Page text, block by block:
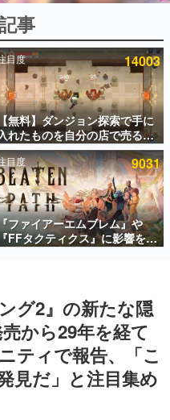
ージビュー数万以上！ などな
、電ファミ渾身の“殿堂入り”記
方々に製作時のエピソードをお
ゲーム）とは何か？を探ってい
い。『赫本』は、〈試験問題〉
説集です。
市場を担う若きクリエイター達
と情熱を探っていきます。
た作家さんに取材し、ゲームが
カルチャーに与えた影響を探る企
産業史
おける主要なトピック・タイト
へのインタビューや識者による
史が一望できる決定版！
事
目度 14003
【無料】ダンジョン探索で手に
れたものを自分の店で売るゲ
ム『Moonlighter』がSteam
て無料配布中！続編
Moonlighter 2』の9月2日正
リリースを記念したキャンペ
ン
目度 9031
ファイアーエムブレム』や
FFタクティクス』に影響を受
た新作戦略RPG『Beaten
Switch向けにリリース予定
グ2』の新たな隠
から29年を経て
ティで報告、「こ
見だ」と注目集め